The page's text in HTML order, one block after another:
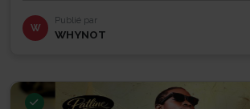
W
Publié par
WHYNOT